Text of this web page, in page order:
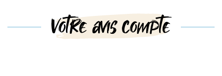
Votre avis compte